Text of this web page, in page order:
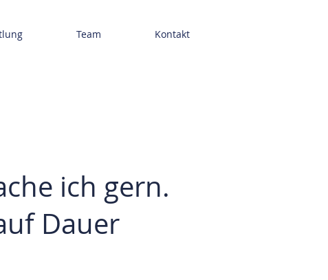
Team Kontakt
ich gern.
Dauer